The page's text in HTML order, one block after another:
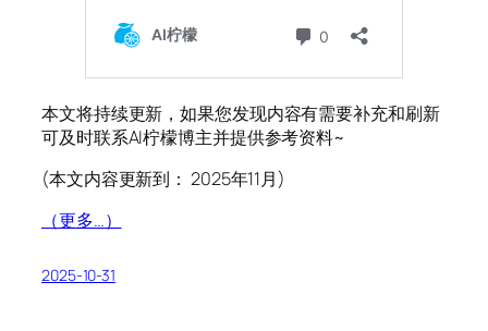
本文将持续更新，如果您发现内容有需要补充和刷新
可及时联系AI柠檬博主并提供参考资料~
(本文内容更新到： 2025年11月)
（更多…）
2025-10-31